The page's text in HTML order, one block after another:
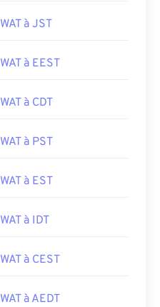
WAT à JST
WAT à EEST
WAT à CDT
WAT à PST
WAT à EST
WAT à IDT
WAT à CEST
WAT à AEDT